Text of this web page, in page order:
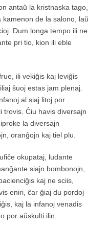
antaŭ la kristnaska tago,
de la salono, laŭ
Dum longa tempo ili ne
pri tio, kion ili eble
ili vekiĝis kaj leviĝis
ŝuoj estas jam plenaj.
al siaj litoj por
trovis. Ĉiu havis diversajn
la diversajn
oranĝojn kaj tiel plu.
okupataj, ludante
siajn bombonojn,
kaj ne sciis,
eniri, ĉar ĝiaj du pordoj
kaj la infanoj venadis
por aŭskulti ilin.